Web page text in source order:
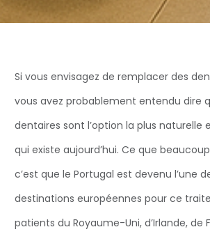
Si vous envisagez de remplacer des
vous avez probablement entendu dire
dentaires sont l’option la plus naturelle
qui existe aujourd’hui. Ce que
c’est que le Portugal est devenu l’une
destinations européennes pour ce
patients du Royaume-Uni, d’Irlande,